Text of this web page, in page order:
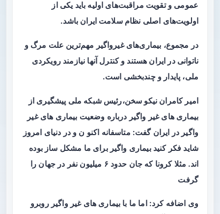
عمومی و تقویت مراقبت‌های اولیه باید یکی از
اولویت‌های اصلی نظام سلامت ایران باشد.
در مجموع، بیماری‌های غیرواگیر مهم‌ترین علت مرگ و
ناتوانی در ایران هستند و کنترل آنها نیازمند رویکردی
ملی، پایدار و چندبخشی است.
امیر کامران نیکو سخن،رئیس شبکه ملی پیشگیری از
بیماری های غیر واگیر درباره وضعیت بیماری های غیر
واگیر در ایران گفت: متاسفانه اکنو ن و در دنیای امروز
شاید فکر کنید بیماری واگیر برای ما مشکل ساز بوده
اند. مثلا کرونا که جان حدود ۶ میلیون نفر در جهان را
گرفت
وی اضافه کرد: اما ما با بیماری های غیر واگیر روبرو